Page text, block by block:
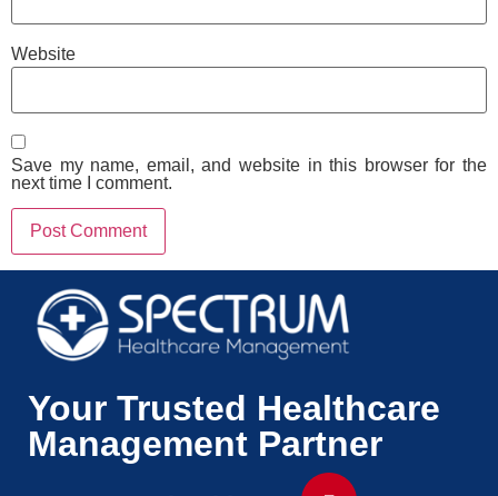
Website
Save my name, email, and website in this browser for the
next time I comment.
Your Trusted Healthcare
Management Partner